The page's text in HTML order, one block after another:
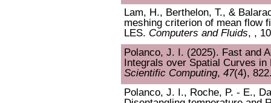
Lam, H., Berthelon, T., &
meshing criterion of mean flow
LES. Computers and Fluids, ,
Polanco, J. I. (2025). Fast and
Integrals over Spatial Curves
Scientific Computing, 47(4),
Polanco, J. I., Roche, P. - E.,